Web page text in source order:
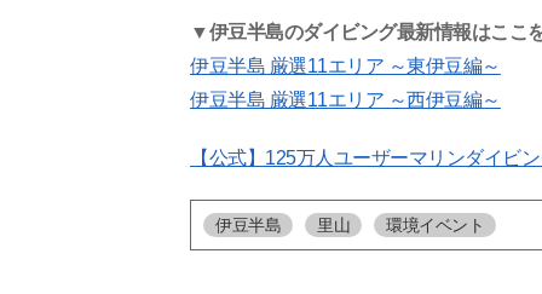
▼伊豆半島のダイビング最新情報はここ
伊豆半島 厳選11エリア ～東伊豆編～
伊豆半島 厳選11エリア ～西伊豆編～
【公式】125万人ユーザーマリンダイビ
伊豆半島 里山 環境イベント